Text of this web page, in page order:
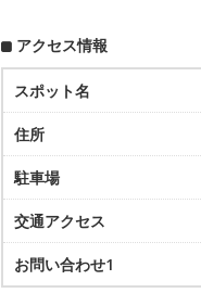
アクセス情報
スポット名
住所
駐車場
交通アクセス
お問い合わせ1